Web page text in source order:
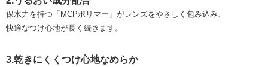
保水力を持つ「MCPポリマー」がレンズをやさしく包み込み、
快適なつけ心地が長く続きます。
3.乾きにくくつけ心地なめらか